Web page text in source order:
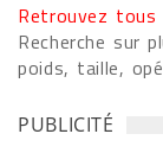
Retrouvez tous
Recherche sur
poids, taille,
PUBLICITÉ